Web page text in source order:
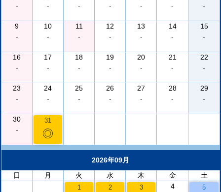
-
-
-
-
-
-
-
9
-
10
-
11
-
12
-
13
-
14
-
15
-
16
-
17
-
18
-
19
-
20
-
21
-
22
-
23
-
24
-
25
-
26
-
27
-
28
-
29
-
30
-
31
◎
2026年09月
日
月 火 水 木 金 土
1 2 3
4
5